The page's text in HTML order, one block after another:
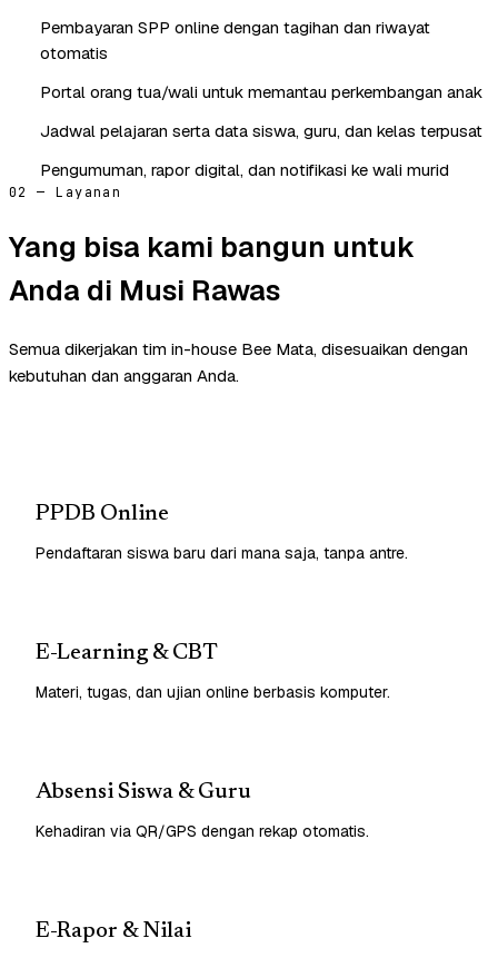
Pembayaran SPP online dengan tagihan dan riwayat
otomatis
Portal orang tua/wali untuk memantau perkembangan anak
Jadwal pelajaran serta data siswa, guru, dan kelas terpusat
Pengumuman, rapor digital, dan notifikasi ke wali murid
02 — Layanan
Yang bisa kami bangun untuk
Anda di Musi Rawas
Semua dikerjakan tim in-house Bee Mata, disesuaikan dengan
kebutuhan dan anggaran Anda.
PPDB Online
Pendaftaran siswa baru dari mana saja, tanpa antre.
E-Learning & CBT
Materi, tugas, dan ujian online berbasis komputer.
Absensi Siswa & Guru
Kehadiran via QR/GPS dengan rekap otomatis.
E-Rapor & Nilai